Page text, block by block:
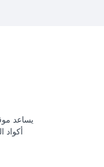
يساعد
أكواد